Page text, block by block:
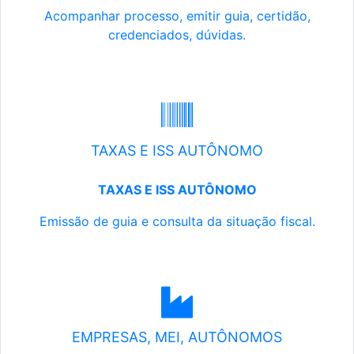
Acompanhar processo, emitir guia, certidão,
credenciados, dúvidas.
TAXAS E ISS AUTÔNOMO
TAXAS E ISS AUTÔNOMO
Emissão de guia e consulta da situação fiscal.
EMPRESAS, MEI, AUTÔNOMOS